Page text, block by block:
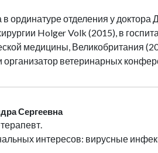
ординатуре отделения у
Holger Volk (2015), в
медицины, Великобритания
организатор ветеринарных
Сергеевна
интересов: вирусные